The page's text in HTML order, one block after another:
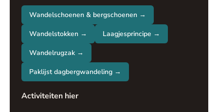
Wandelschoenen & bergschoenen →
Wandelstokken → Laagjesprincipe →
Wandelrugzak →
Paklijst dagbergwandeling →
Activiteiten hier